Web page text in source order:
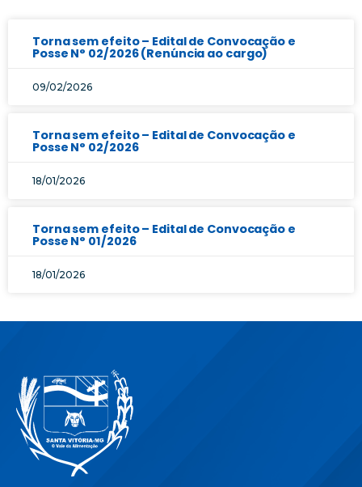
Torna sem efeito – Edital de Convocação e
Posse N° 02/2026 (Renúncia ao cargo)
09/02/2026
Torna sem efeito – Edital de Convocação e
Posse N° 02/2026
18/01/2026
Torna sem efeito – Edital de Convocação e
Posse N° 01/2026
18/01/2026